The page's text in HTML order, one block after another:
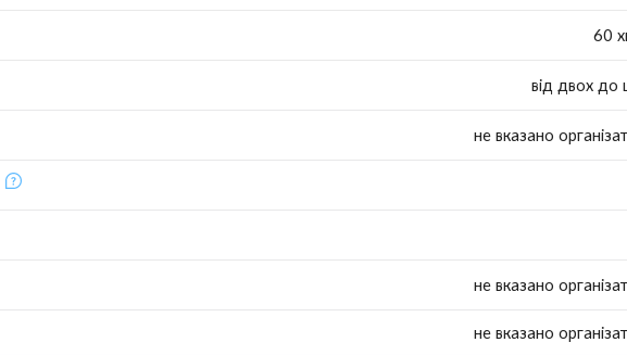
60
від двох до
не вказано
не вказано
не вказано